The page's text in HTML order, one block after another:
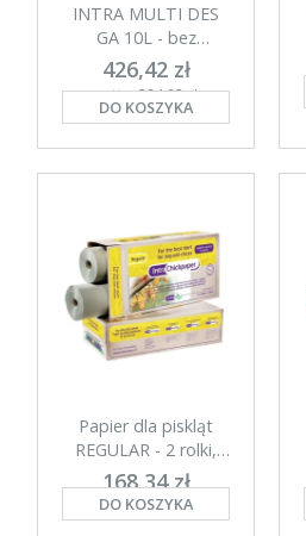
INTRA MULTI DES
GA 10L - bez
formaldehydu
426,42 zł
netto: 394,83 zł
DO KOSZYKA
Papier dla piskląt
REGULAR - 2 rolki,
biodegradacja 2-3
dni
168,34 zł
netto: 136,86 zł
DO KOSZYKA